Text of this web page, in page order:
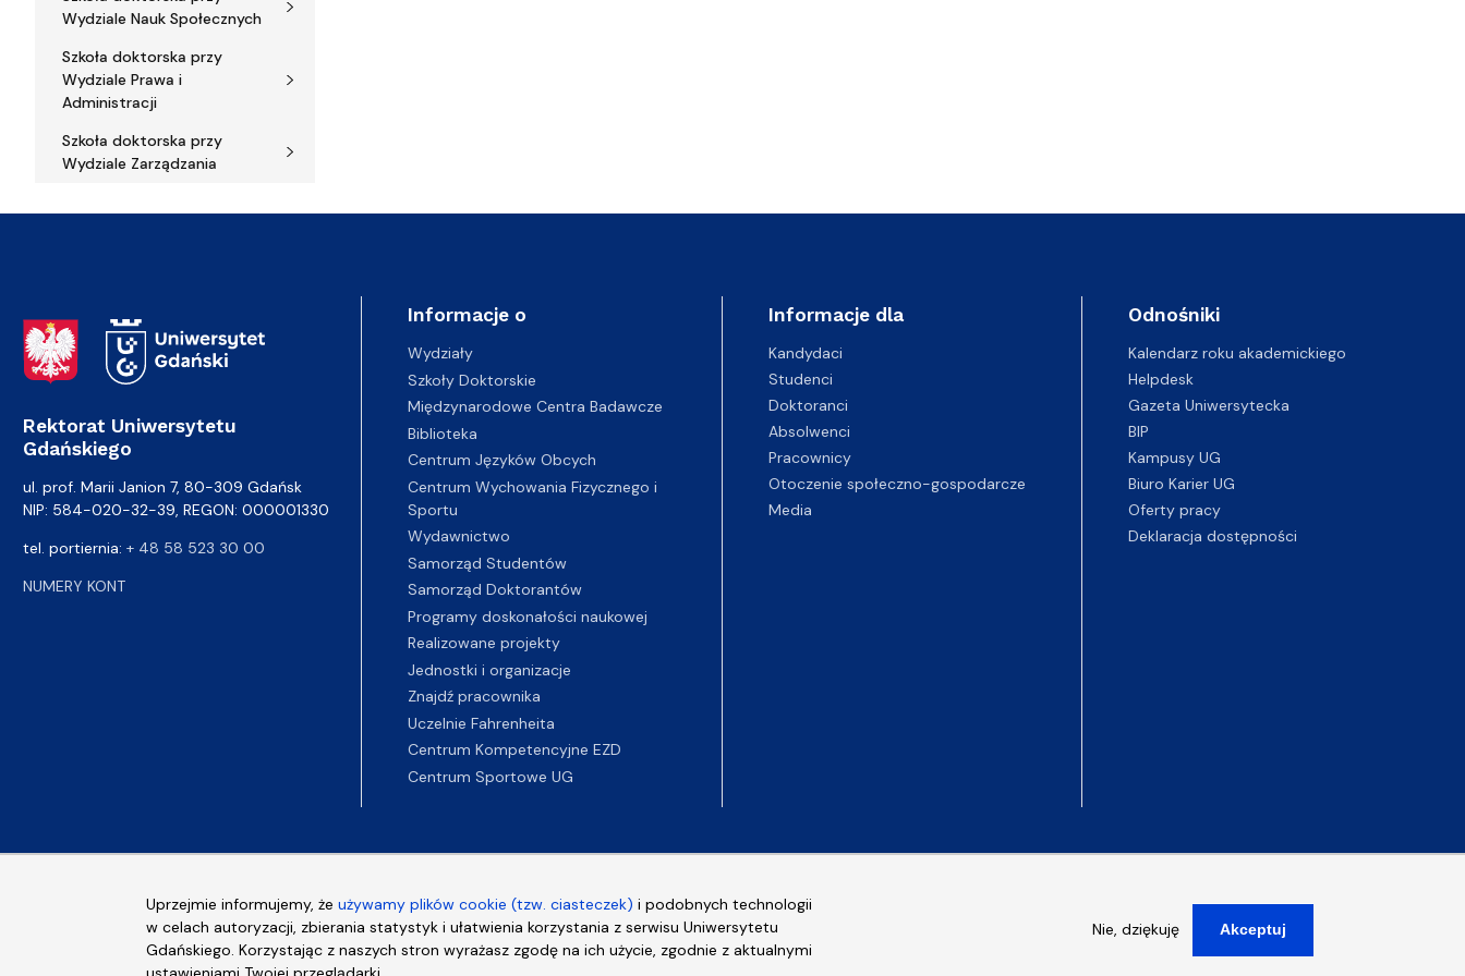
Uprzejmie informujemy, żeużywamy plików cookie (tzw. ciasteczek) i podobnych technologii
w celach autoryzacji, zbierania statystyk i ułatwienia korzystania z serwisu Uniwersytetu
Gdańskiego. Korzystając z naszych stron wyrażasz zgodę na ich użycie, zgodnie z aktualnymi
Nie, dziękuję Akceptuj
Wydziale Nauk Społecznych
Szkoła doktorska przy
Wydziale Prawa i
Administracji
Szkoła doktorska przy
Wydziale Zarządzania
Adres Rektoratu
Rektorat Uniwersytetu
Gdańskiego
ul. prof. Marii Janion 7, 80-309 Gdańsk
NIP: 584-020-32-39, REGON: 000001330
tel. portiernia: + 48 58 523 30 00
NUMERY KONT
Informacje o
Wydziały
Szkoły Doktorskie
Międzynarodowe Centra Badawcze
Biblioteka
Centrum Języków Obcych
Centrum Wychowania Fizycznego i
Sportu
Wydawnictwo
Samorząd Studentów
Samorząd Doktorantów
Programy doskonałości naukowej
Realizowane projekty
Jednostki i organizacje
Znajdź pracownika
Uczelnie Fahrenheita
Centrum Kompetencyjne EZD
Centrum Sportowe UG
Informacje dla
Kandydaci
Studenci
Doktoranci
Absolwenci
Pracownicy
Otoczenie społeczno-gospodarcze
Media
Odnośniki
Kalendarz roku akademickiego
Helpdesk
Gazeta Uniwersytecka
BIP
Kampusy UG
Biuro Karier UG
Oferty pracy
Deklaracja dostępności